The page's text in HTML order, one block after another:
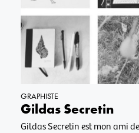
GRAPHISTE
Gildas Secretin
Gildas Secretin est mon ami